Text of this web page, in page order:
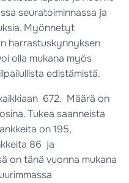
seuratoiminnassa ja
Myönnetyt
harrastuskynnyksen
olla mukana myös
edistämistä.
672. Määrä on
Tukea saanneista
on 195,
86 ja
on tänä vuonna mukana